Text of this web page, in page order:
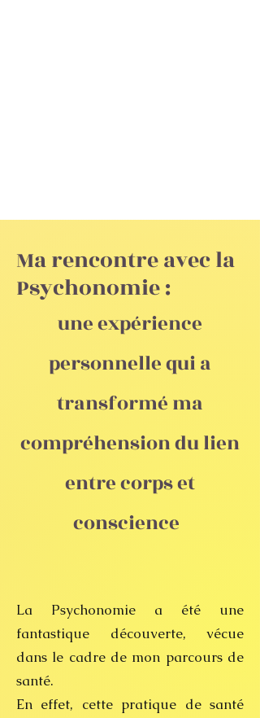
Ma rencontre avec la
Psychonomie :
une expérience
personnelle qui a
transformé ma
compréhension du lien
entre corps et
conscience ​
La Psychonomie a été une
fantastique découverte, vécue
dans le cadre de mon parcours de
santé.
En effet, cette pratique de santé